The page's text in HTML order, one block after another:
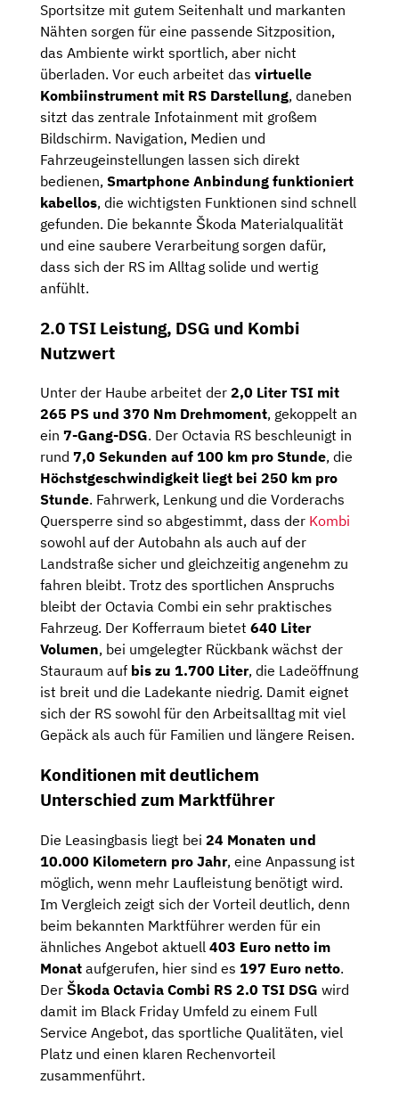
Sportsitze mit gutem Seitenhalt und markanten
Nähten sorgen für eine passende Sitzposition,
das Ambiente wirkt sportlich, aber nicht
überladen. Vor euch arbeitet das virtuelle
Kombiinstrument mit RS Darstellung, daneben
sitzt das zentrale Infotainment mit großem
Bildschirm. Navigation, Medien und
Fahrzeugeinstellungen lassen sich direkt
bedienen, Smartphone Anbindung funktioniert
kabellos, die wichtigsten Funktionen sind schnell
gefunden. Die bekannte Škoda Materialqualität
und eine saubere Verarbeitung sorgen dafür,
dass sich der RS im Alltag solide und wertig
anfühlt.
2.0 TSI Leistung, DSG und Kombi
Nutzwert
Unter der Haube arbeitet der 2,0 Liter TSI mit
265 PS und 370 Nm Drehmoment, gekoppelt an
ein 7-Gang-DSG. Der Octavia RS beschleunigt in
rund 7,0 Sekunden auf 100 km pro Stunde, die
Höchstgeschwindigkeit liegt bei 250 km pro
Stunde. Fahrwerk, Lenkung und die Vorderachs
Quersperre sind so abgestimmt, dass der Kombi
sowohl auf der Autobahn als auch auf der
Landstraße sicher und gleichzeitig angenehm zu
fahren bleibt. Trotz des sportlichen Anspruchs
bleibt der Octavia Combi ein sehr praktisches
Fahrzeug. Der Kofferraum bietet 640 Liter
Volumen, bei umgelegter Rückbank wächst der
Stauraum auf bis zu 1.700 Liter, die Ladeöffnung
ist breit und die Ladekante niedrig. Damit eignet
sich der RS sowohl für den Arbeitsalltag mit viel
Gepäck als auch für Familien und längere Reisen.
Konditionen mit deutlichem
Unterschied zum Marktführer
Die Leasingbasis liegt bei 24 Monaten und
10.000 Kilometern pro Jahr, eine Anpassung ist
möglich, wenn mehr Laufleistung benötigt wird.
Im Vergleich zeigt sich der Vorteil deutlich, denn
beim bekannten Marktführer werden für ein
ähnliches Angebot aktuell 403 Euro netto im
Monat aufgerufen, hier sind es 197 Euro netto.
Der Škoda Octavia Combi RS 2.0 TSI DSG wird
damit im Black Friday Umfeld zu einem Full
Service Angebot, das sportliche Qualitäten, viel
Platz und einen klaren Rechenvorteil
zusammenführt.